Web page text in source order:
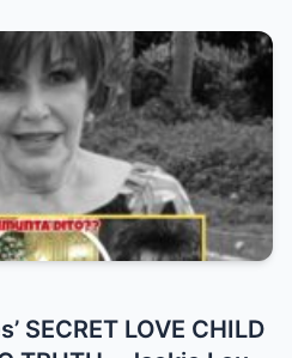
SECRET LOVE CHILD